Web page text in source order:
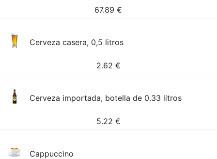
67.89 €
Cerveza casera, 0,5 litros
2.62 €
Cerveza importada, botella de 0.33 litros
5.22 €
Cappuccino